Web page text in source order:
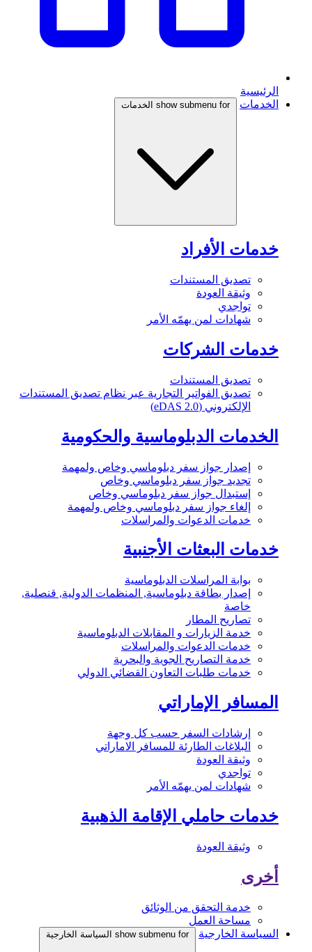
الرئيسية
الخدمات
show submenu for الخدمات
خدمات الأفراد
تصديق المستندات
وثيقة العودة
تواجدي
شهادات لمن يهمّه الأمر
خدمات الشركات
تصديق المستندات
تصديق الفواتير التجارية عبر نظام تصديق المستندات
الإلكتروني (eDAS 2.0)
الخدمات الدبلوماسية والحكومية
إصدار جواز سفر دبلوماسي وخاص ولمهمة
تجديد جواز سفر دبلوماسي وخاص
إستبدال جواز سفر دبلوماسي وخاص
إلغاء جواز سفر دبلوماسي وخاص ولمهمة
خدمات الدعوات والمراسلات
خدمات البعثات الأجنبية
بوابة المراسلات الدبلوماسية
إصدار بطاقة دبلوماسية, المنظمات الدولية, قنصلية,
خاصة
تصاريح المطار
خدمة الزيارات و المقابلات الدبلوماسية
خدمات الدعوات والمراسلات
خدمة التصاريح الجوية والبحرية
خدمات طلبات التعاون القضائي الدولي
المسافر الإماراتي
إرشادات السفر حسب كل وجهة
البلاغات الطارئة للمسافر الاماراتي
وثيقة العودة
تواجدي
شهادات لمن يهمّه الأمر
خدمات حاملي الإقامة الذهبية
وثيقة العودة
أخرى
خدمة التحقق من الوثائق
مساحة العمل
السياسة الخارجية
show submenu for السياسة الخارجية